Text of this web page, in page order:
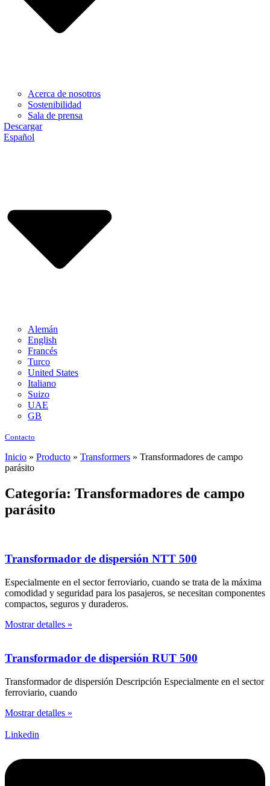
Acerca de nosotros
Sostenibilidad
Sala de prensa
Descargar
Español
Alemán
English
Francés
Turco
United States
Italiano
Suizo
UAE
GB
Contacto
Inicio » Producto » Transformers » Transformadores de campo
parásito
Categoría: Transformadores de campo
parásito
Transformador de dispersión NTT 500
Especialmente en el sector ferroviario, cuando se trata de la máxima
comodidad y seguridad para los pasajeros, se necesitan componentes
compactos, seguros y duraderos.
Mostrar detalles »
Transformador de dispersión RUT 500
Transformador de dispersión Descripción Especialmente en el sector
ferroviario, cuando
Mostrar detalles »
Linkedin